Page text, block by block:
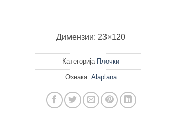
Димензии: 23×120
Категорија Плочки
Ознака: Alaplana